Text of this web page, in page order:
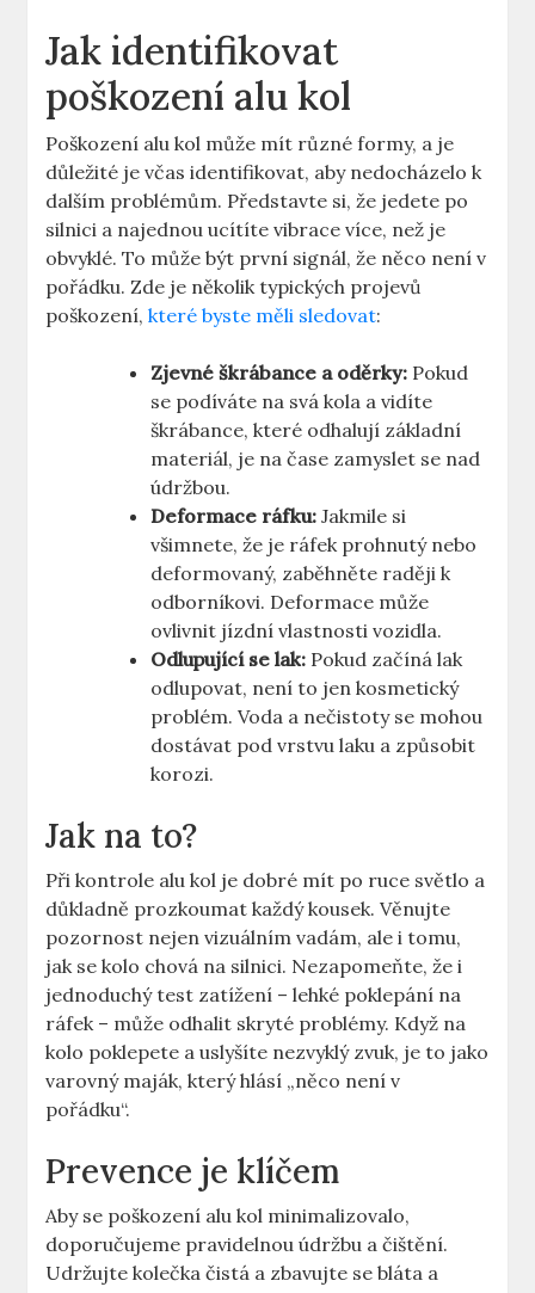
Jak identifikovat
poškození alu kol
Poškození alu kol může mít různé formy, a je
důležité je včas identifikovat, aby nedocházelo k
dalším problémům. Představte si, že jedete po
silnici a najednou ucítíte vibrace více, než je
obvyklé. To může být první signál, že něco není v
pořádku. Zde je několik typických projevů
poškození,které byste měli sledovat:
Zjevné škrábance a oděrky: Pokud
se podíváte na svá kola a vidíte
škrábance, které odhalují základní
materiál, je na čase zamyslet se nad
údržbou.
Deformace ráfku: Jakmile si
všimnete, že je ráfek prohnutý nebo
deformovaný, zaběhněte raději k
odborníkovi. Deformace může
ovlivnit jízdní vlastnosti vozidla.
Odlupující se lak: Pokud začíná lak
odlupovat, není to jen kosmetický
problém. Voda a nečistoty se mohou
dostávat pod vrstvu laku a způsobit
korozi.
Jak na to?
Při kontrole alu kol je dobré mít po ruce světlo a
důkladně prozkoumat každý kousek. Věnujte
pozornost nejen vizuálním vadám, ale i tomu,
jak se kolo chová na silnici. Nezapomeňte, že i
jednoduchý test zatížení – lehké poklepání na
ráfek – může odhalit skryté problémy. Když na
kolo poklepete a uslyšíte nezvyklý zvuk, je to jako
varovný maják, který hlásí „něco není v
pořádku“.
Prevence je klíčem
Aby se poškození alu kol minimalizovalo,
doporučujeme pravidelnou údržbu a čištění.
Udržujte kolečka čistá a zbavujte se bláta a